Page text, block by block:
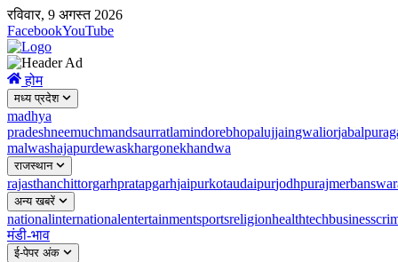
रविवार, 9 अगस्त 2026
FacebookYouTube
होम
मध्य प्रदेश
madhya
pradeshneemuchmandsaurratlamindorebhopalujjaingwaliorjabalpur
malwashajapurdewaskhargonekhandwa
राजस्थान
rajasthanchittorgarhpratapgarhjaipurkotaudaipurjodhpurajmer
अन्य खबरें
nationalinternationalentertainmentsportsreligionhealthtechbusiness
मंडी-भाव
ई-पेपर अंक